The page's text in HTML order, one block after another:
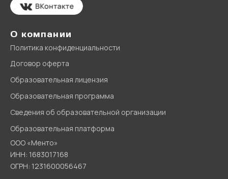
О компании
Политика конфиденциальности
Договор оферта
Образовательная лицензия
Образовательная программа
Сведения об образовательной организации
Образовательная платформа
ООО «Менто»
ИНН: 1683017168
ОГРН: 1231600056467